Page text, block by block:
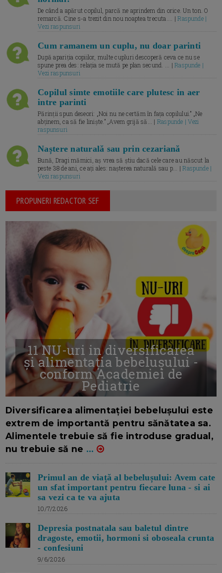
De când a apărut copilul, parcă ne aprindem din orice. Un ton. O
remarcă. Cine s-a trezit din nou noaptea trecuta.... |Raspunde |
Vezi raspunsuri
Cum ramanem un cuplu, nu doar parinti
După apariția copiilor, multe cupluri descoperă ceva ce nu se
spune prea des: relația se mută pe plan secund. ... |Raspunde |
Vezi raspunsuri
Copilul simte emotiile care plutesc in aer
intre parinti
Părinții spun deseori: „Noi nu ne certăm în fața copilului.” „Ne
abținem, ca să fie liniște.” „Avem grijă să... | Raspunde | Vezi
raspunsuri
Naștere naturală sau prin cezariană
Bună, Dragi mămici, aș vrea să știu dacă cele care au născut la
peste 38 de ani, ce ați ales: nașterea naturală sau p... |Raspunde |
Vezi raspunsuri
PROPUNERI REDACTOR SEF
11 NU-uri in diversificarea
și alimentația bebelușului -
conform Academiei de
Pediatrie
Diversificarea alimentației bebelușului este
extrem de importantă pentru sănătatea sa.
Alimentele trebuie să fie introduse gradual,
nu trebuie să ne ...
Primul an de viață al bebelușului: Avem cate
un sfat important pentru fiecare luna - si ai
sa vezi ca te va ajuta
10/7/2026
Depresia postnatala sau baletul dintre
dragoste, emotii, hormoni si oboseala crunta
- confesiuni
9/6/2026